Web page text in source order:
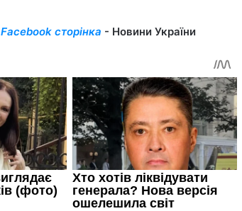
Facebook сторінка - Новини України